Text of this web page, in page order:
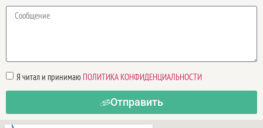
Я читал и принимаю ПОЛИТИКА КОНФИДЕНЦИАЛЬНОСТИ
Отправить